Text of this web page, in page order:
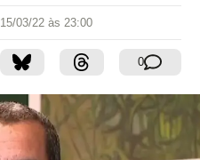
15/03/22 às 23:00
0